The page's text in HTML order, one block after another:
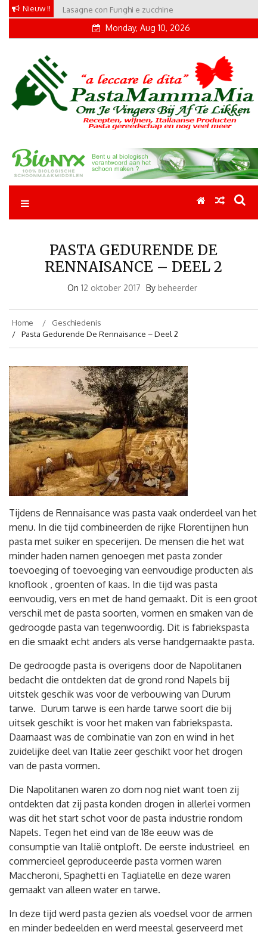
Skip
content
Nieuw !! Lasagne con Funghi e zucchine
Conchiglie alla Amatriciana
Monday, Aug 10, 2026
Pastamammamia
Pastarecepten om je vingers bij af te likken
PASTA GEDURENDE DE
RENNAISANCE – DEEL 2
On 12 oktober 2017 By beheerder
Home
Geschiedenis
Pasta Gedurende De Rennaisance – Deel 2
Tijdens de Rennaisance was pasta vaak onderdeel van het
menu. In die tijd combineerden de rijke Florentijnen hun
pasta met suiker en specerijen. De mensen die het wat
minder haden namen genoegen met pasta zonder
toevoeging of toevoeging van eenvoudige producten als
knoflook , groenten of kaas. In die tijd was pasta
eenvoudig, vers en met de hand gemaakt. Dit is een groot
verschil met de pasta soorten, vormen en smaken van de
gedroogde pasta van tegenwoordig. Dit is fabriekspasta
en die smaakt echt anders als verse handgemaakte pasta.
De gedroogde pasta is overigens door de Napolitanen
bedacht die ontdekten dat de grond rond Napels bij
uitstek geschik was voor de verbouwing van Durum
tarwe. Durum tarwe is een harde tarwe soort die bij
uitsek geschikt is voor het maken van fabriekspasta.
Daarnaast was de combinatie van zon en wind in het
zuidelijke deel van Italie zeer geschikt voor het drogen
van de pasta vormen.
Die Napolitanen waren zo dom nog niet want toen zij
ontdekten dat zij pasta konden drogen in allerlei vormen
was dit het start schot voor de pasta industrie rondom
Napels. Tegen het eind van de 18e eeuw was de
consumptie van Italië ontploft. De eerste industrieel en
commercieel geproduceerde pasta vormen waren
Maccheroni, Spaghetti en Tagliatelle en deze waren
gemaakt van alleen water en tarwe.
In deze tijd werd pasta gezien als voedsel voor de armen
en minder bedeelden en werd meestal geserveerd met